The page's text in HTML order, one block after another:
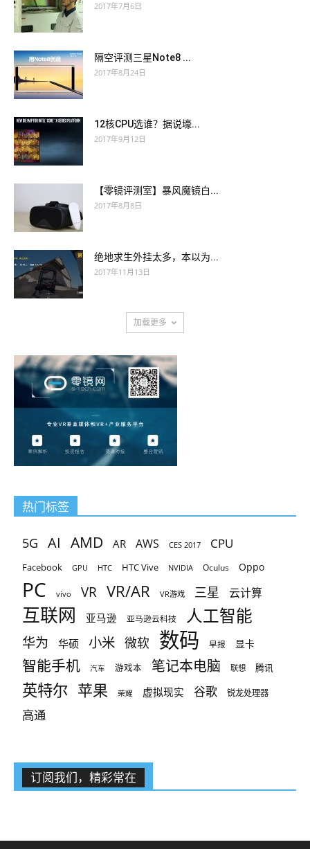
2017年7月6日
隔空评测三星Note8 ...
2017年8月24日
12核CPU选谁？据说壕...
2017年9月12日
【零镜评测室】暴风魔镜白...
2017年8月8日
绝地求生外挂太多，本以为...
2017年11月13日
加载更多
热门标签
5G AI AMD AR AWS CES 2017 CPU
Facebook GPU HTC HTC Vive NVIDIA Oculus Oppo
PC vivo VR VR/AR VR游戏 三星 云计算
互联网 亚马逊 亚马逊云科技 人工智能
华为 华硕 小米 微软 数码 早报 显卡
智能手机 汽车 游戏本 笔记本电脑 联想 腾讯
英特尔 苹果 荣耀 虚拟现实 谷歌 锐龙处理器
高通
订阅我们，精彩常在